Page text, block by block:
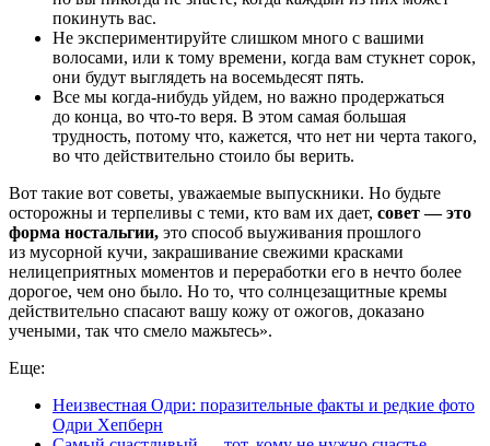
покинуть вас.
Не экспериментируйте слишком много с вашими
волосами, или к тому времени, когда вам стукнет сорок,
они будут выглядеть на восемьдесят пять.
Все мы когда-нибудь уйдем, но важно продержаться
до конца, во что-то веря. В этом самая большая
трудность, потому что, кажется, что нет ни черта такого,
во что действительно стоило бы верить.
Вот такие вот советы, уважаемые выпускники. Но будьте
осторожны и терпеливы с теми, кто вам их дает, совет — это
форма ностальгии, это способ выуживания прошлого
из мусорной кучи, закрашивание свежими красками
нелицеприятных моментов и переработки его в нечто более
дорогое, чем оно было. Но то, что солнцезащитные кремы
действительно спасают вашу кожу от ожогов, доказано
учеными, так что смело мажьтесь».
Еще:
Неизвестная Одри: поразительные факты и редкие фото
Одри Хепберн